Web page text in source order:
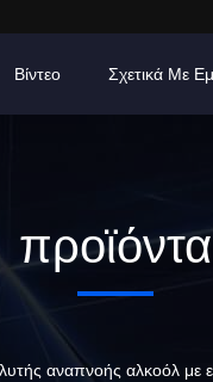
Βίντεο Σχετικά Με
προϊόντα
αναπνοής αλκοόλ